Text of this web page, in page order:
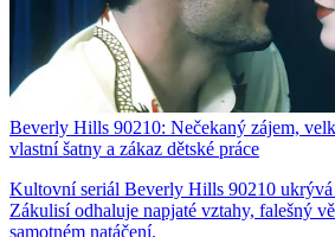
Beverly Hills 90210: Nečekaný zájem,
vlastní šatny a zákaz dětské práce
Kultovní seriál Beverly Hills 90210 ukrývá
Zákulisí odhaluje napjaté vztahy, falešný
samotném natáčení.